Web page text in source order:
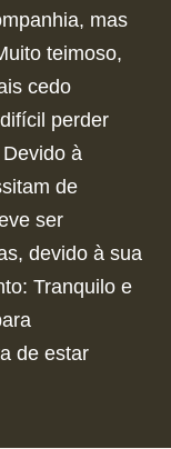
mas
teimoso,
cedo
perder
Devido à
de
ser
devido à sua
: Tranquilo e
de estar